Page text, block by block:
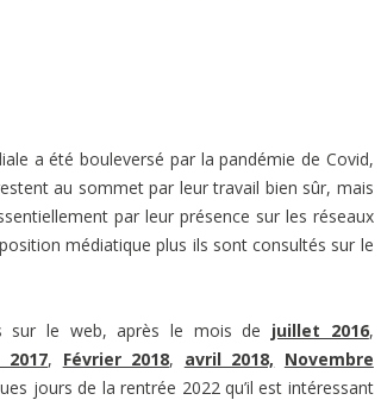
a été bouleversé par la pandémie de Covid,
au sommet par leur travail bien sûr, mais
par leur présence sur les réseaux
médiatique plus ils sont consultés sur le
sur le web, après le mois de juillet 2016,
2017, Février 2018, avril 2018, Novembre
jours de la rentrée 2022 qu’il est intéressant